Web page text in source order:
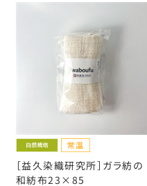
［益久染織研究所］ガラ紡の
和紡布23×85